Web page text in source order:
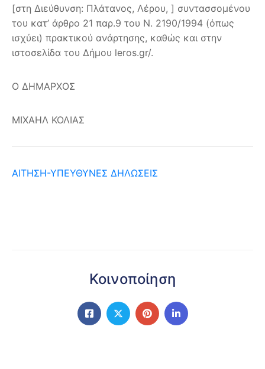
[στη Διεύθυνση: Πλάτανος, Λέρου, ] συντασσομένου
του κατ’ άρθρο 21 παρ.9 του Ν. 2190/1994 (όπως
ισχύει) πρακτικού ανάρτησης, καθώς και στην
ιστοσελίδα του Δήμου leros.gr/.
Ο ΔΗΜΑΡΧΟΣ
ΜΙΧΑΗΛ ΚΟΛΙΑΣ
ΑΙΤΗΣΗ-ΥΠΕΥΘΥΝΕΣ ΔΗΛΩΣΕΙΣ
Κοινοποίηση